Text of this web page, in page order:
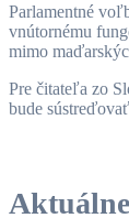
Parlamentné
vnútornému
mimo
Pre čitateľa zo
bude